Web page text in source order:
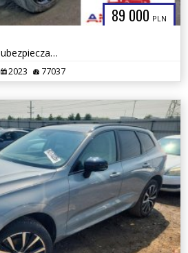
89 000 PLN
2023r., Laredo, 3.6L, od ubezpieczalni
2023 77037